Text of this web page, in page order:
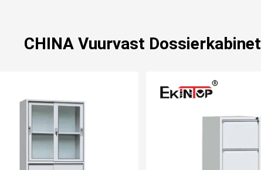
CHINA Vuurvast Dossierkabinet